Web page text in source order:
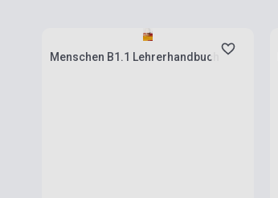
Menschen B1.1 Lehrerhandbuch